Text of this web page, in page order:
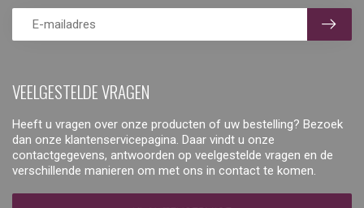
VEELGESTELDE VRAGEN
Heeft u vragen over onze producten of uw bestelling? Bezoek
dan onze klantenservicepagina. Daar vindt u onze
contactgegevens, antwoorden op veelgestelde vragen en de
verschillende manieren om met ons in contact te komen.